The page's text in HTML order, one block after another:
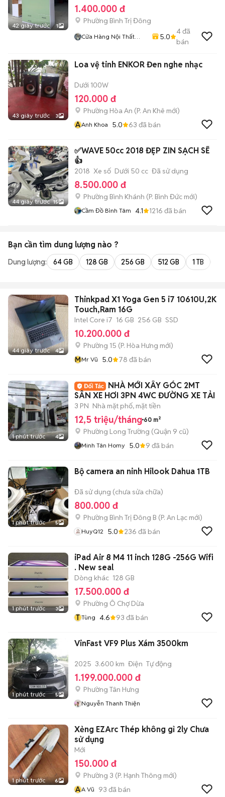
42 giây trước 1
1.400.000 đ
Phường Bình Trị Đông
Cửa Hàng Nội Thất
5.0
4đã
bán
43 giây trước 3
Loa vệ tinh ENKOR Đen nghe nhạc
Dưới 100W
120.000 đ
Phường Hòa An (P. An Khê mới)
AAnh Khoa 5.0 63 đã bán
44 giây trước 15
✅WAVE 50cc 2018 ĐẸP ZIN SẠCH SẼ
👍
2018 Xe số Dưới 50 cc Đã sử dụng
8.500.000 đ
Phường Bình Khánh (P. Bình Đức mới)
Cầm Đồ Bình Tâm 4.1 1216 đã bán
Bạn cần tìm dung lượng nào ?
Dung lượng: 64 GB 128 GB 256 GB 512 GB 1 TB
44 giây trước 4
Thinkpad X1 Yoga Gen 5 i7 10610U,2K
Touch,Ram 16G
Intel Core i7 16 GB 256 GB SSD
10.200.000 đ
Phường 15 (P. Hòa Hưng mới)
MMr Vũ 5.0 78 đã bán
1 phút trước 4
NHÀ MỚI XÂY GÓC 2MT
SÂN XE HƠI 3PN 4WC ĐƯỜNG XE TẢI
3 PN Nhà mặt phố, mặt tiền
12,5 triệu/tháng 60 m²
Phường Long Trường (Quận 9 cũ)
Minh Tân Homy 5.0 9 đã bán
1 phút trước 5
Bộ camera an ninh Hilook Dahua 1TB
Đã sử dụng (chưa sửa chữa)
800.000 đ
Phường Bình Trị Đông B (P. An Lạc mới)
HuyQ12 5.0 236 đã bán
1 phút trước 3
iPad Air 8 M4 11 inch 128G -256G Wifi
. New seal
Dòng khác 128 GB
17.500.000 đ
Phường Ô Chợ Dừa
T Tùng 4.6 93 đã bán
1 phút trước 5
VinFast VF9 Plus Xám 3500km
2025 3.600 km Điện Tự động
1.199.000.000 đ
Phường Tân Hưng
Nguyễn Thanh Thiện
1 phút trước 6
Xẻng EZArc Thép không gỉ 2ly Chưa
sử dụng
Mới
150.000 đ
Phường 3 (P. Hạnh Thông mới)
AA Vũ 93 đã bán